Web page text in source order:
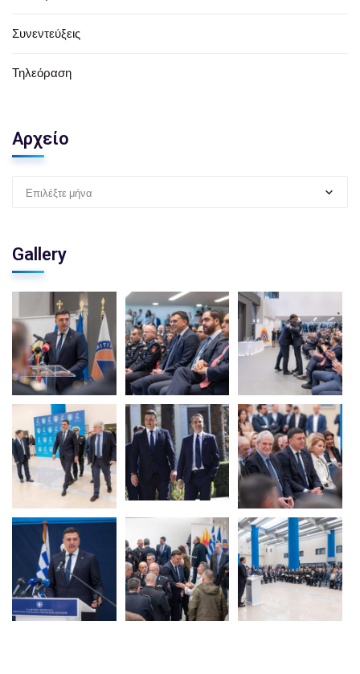
Συνεντεύξεις
Τηλεόραση
Αρχείο
Επιλέξτε μήνα
Gallery